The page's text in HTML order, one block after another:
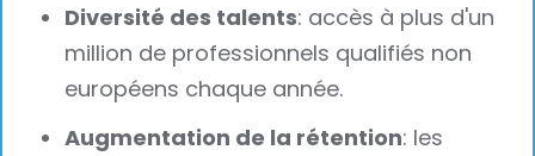
Diversité des talents: accès à plus d'un
million de professionnels qualifiés non
européens chaque année.
Augmentation de la rétention: les